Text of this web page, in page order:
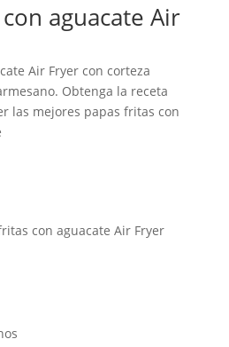
aguacate Air
Air Fryer con corteza
Obtenga la receta
las mejores papas fritas con
con aguacate Air Fryer